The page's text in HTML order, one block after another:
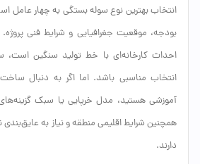
انتخاب بهترین نوع سوله بستگی به چهار عامل
بودجه، موقعیت جغرافیایی و شرایط فنی
احداث کارخانه‌ای با خط تولید سنگین است،
انتخاب مناسبی باشد. اما اگر به دنبال
آموزشی هستید، مدل خرپایی یا سبک
همچنین شرایط اقلیمی منطقه و نیاز به
دارند.